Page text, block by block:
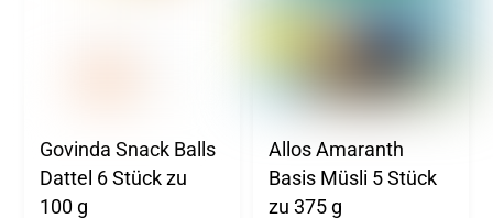
Govinda Snack Balls
Dattel 6 Stück zu
100 g
Allos Amaranth
Basis Müsli 5 Stück
zu 375 g